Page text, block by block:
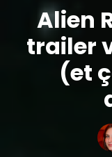
Alien
trailer
(et